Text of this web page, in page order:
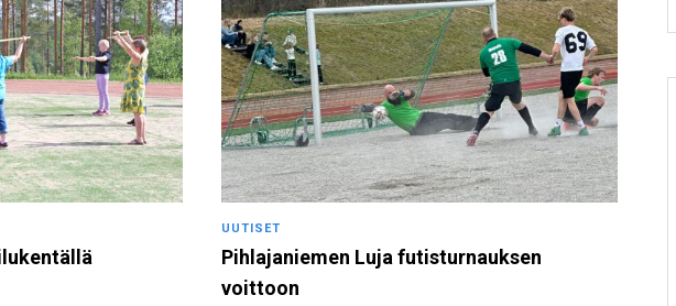
UUTISET
Pihlajaniemen Luja futisturnauksen
voittoon